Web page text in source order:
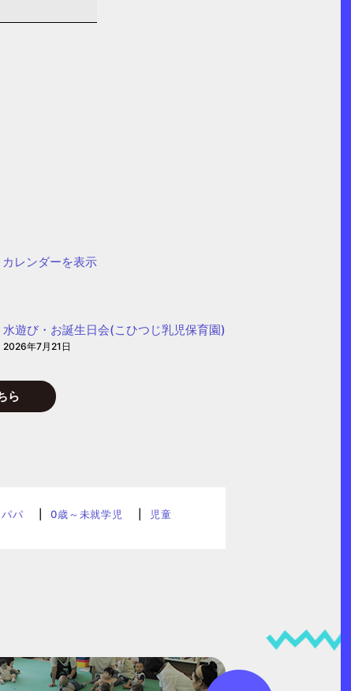
カレンダーを表示
水遊び・お誕生日会(こひつじ乳児保育園)
2026年7月21日
ら
パ 0歳～未就学児 児童